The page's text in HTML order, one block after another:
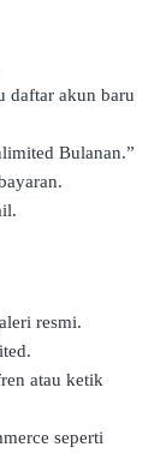
daftar akun baru
Bulanan.”
resmi.
atau ketik
seperti